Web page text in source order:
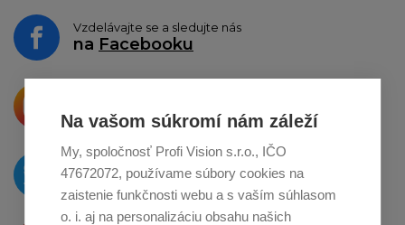
Na vašom súkromí nám záleží
My, spoločnosť Profi Vision s.r.o., IČO
47672072, používame súbory cookies na
zaistenie funkčnosti webu a s vaším súhlasom
o. i. aj na personalizáciu obsahu našich
Vzdelávajte se a sledujte nás
na Facebooku
o zdieľanie naInstagrame
O novinkách píšeme
naTwitteri